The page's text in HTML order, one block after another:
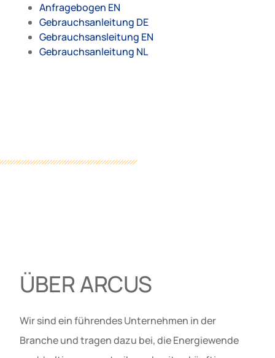
Anfragebogen EN
Gebrauchsanleitung DE
Gebrauchsansleitung EN
Gebrauchsanleitung NL
ÜBER ARCUS
Wir sind ein führendes Unternehmen in der
Branche und tragen dazu bei, die Energiewende